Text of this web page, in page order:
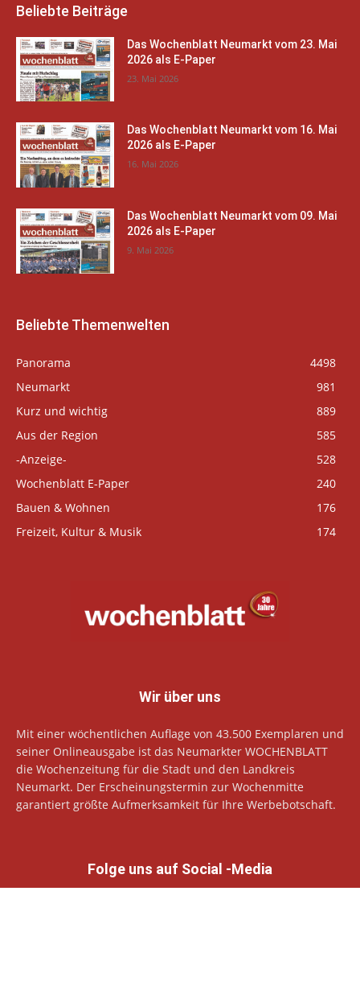
Beliebte Beiträge
Das Wochenblatt Neumarkt vom 23. Mai
2026 als E-Paper
23. Mai 2026
Das Wochenblatt Neumarkt vom 16. Mai
2026 als E-Paper
16. Mai 2026
Das Wochenblatt Neumarkt vom 09. Mai
2026 als E-Paper
9. Mai 2026
Beliebte Themenwelten
Panorama
4498
Neumarkt
981
Kurz und wichtig
889
Aus der Region
585
-Anzeige-
528
Wochenblatt E-Paper
240
Bauen & Wohnen
176
Freizeit, Kultur & Musik
174
Wir über uns
Mit einer wöchentlichen Auflage von 43.500 Exemplaren und
seiner Onlineausgabe ist das Neumarkter WOCHENBLATT
die Wochenzeitung für die Stadt und den Landkreis
Neumarkt. Der Erscheinungstermin zur Wochenmitte
garantiert größte Aufmerksamkeit für Ihre Werbebotschaft.
Folge uns auf Social -Media